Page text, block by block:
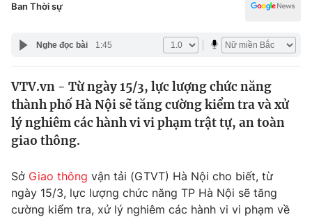
Thế giới
Tin tức
Câu chuyện quốc tế
Kinh tế
Tài chính
Thị trường
Dữ liệu và đời sống
Đời sống
Giáo dục
Ban Thời sự
Nghe đọc bài 1:45
VTV.vn - Từ ngày 15/3, lực lượng chức năng
thành phố Hà Nội sẽ tăng cường kiểm tra và xử
lý nghiêm các hành vi vi phạm trật tự, an toàn
giao thông.
Sở Giao thông vận tải (GTVT) Hà Nội cho biết, từ
ngày 15/3, lực lượng chức năng TP Hà Nội sẽ tăng
cường kiểm tra, xử lý nghiêm các hành vi vi phạm về